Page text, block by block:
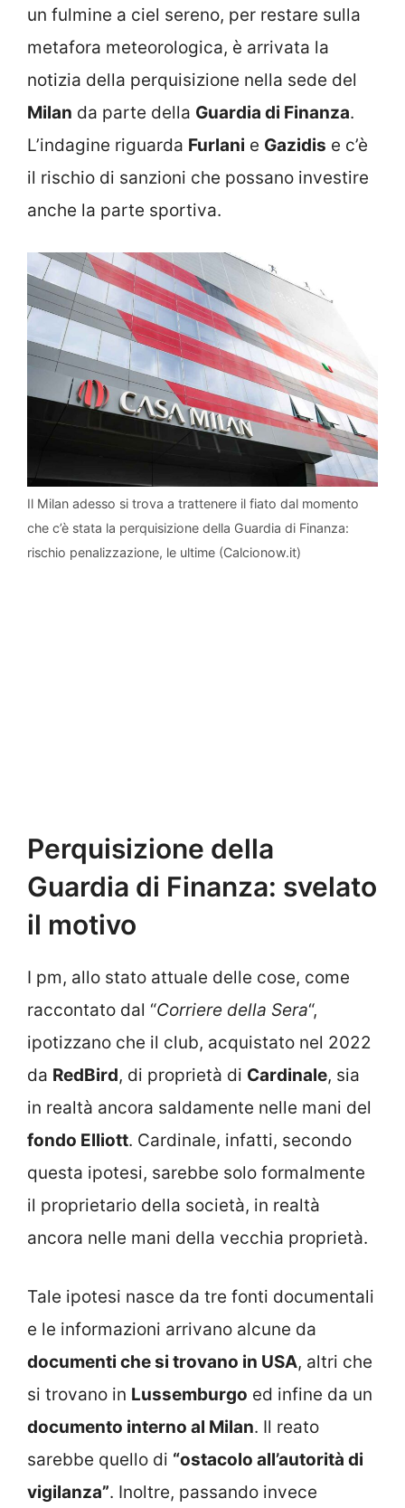
un fulmine a ciel sereno, per restare sulla
metafora meteorologica, è arrivata la
notizia della perquisizione nella sede del
Milan da parte della Guardia di Finanza.
L’indagine riguarda Furlani e Gazidis e c’è
il rischio di sanzioni che possano investire
anche la parte sportiva.
Il Milan adesso si trova a trattenere il fiato dal momento
che c’è stata la perquisizione della Guardia di Finanza:
rischio penalizzazione, le ultime (Calcionow.it)
Perquisizione della
Guardia di Finanza: svelato
il motivo
I pm, allo stato attuale delle cose, come
raccontato dal “Corriere della Sera“,
ipotizzano che il club, acquistato nel 2022
da RedBird, di proprietà di Cardinale, sia
in realtà ancora saldamente nelle mani del
fondo Elliott. Cardinale, infatti, secondo
questa ipotesi, sarebbe solo formalmente
il proprietario della società, in realtà
ancora nelle mani della vecchia proprietà.
Tale ipotesi nasce da tre fonti documentali
e le informazioni arrivano alcune da
documenti che si trovano in USA, altri che
si trovano in Lussemburgo ed infine da un
documento interno al Milan. Il reato
sarebbe quello di “ostacolo all’autorità di
vigilanza”. Inoltre, passando invece